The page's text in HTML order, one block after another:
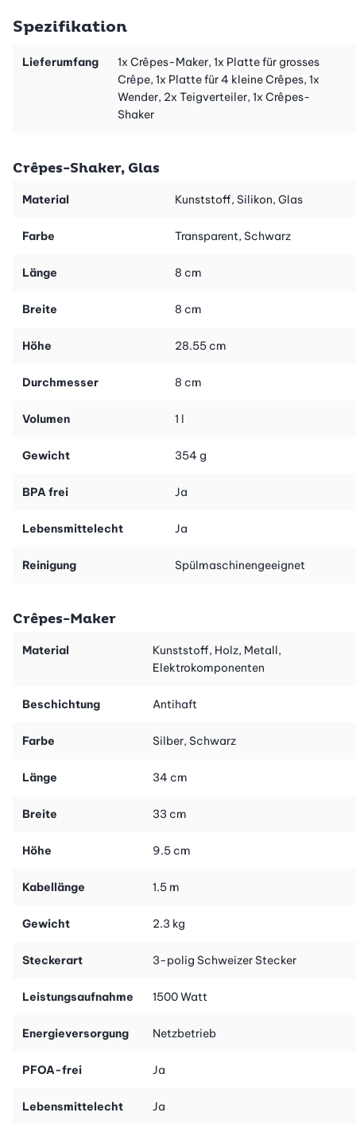
Spezifikation
Lieferumfang
1x Crêpes-Maker, 1x Platte für grosses
Crêpe, 1x Platte für 4 kleine Crêpes, 1x
Wender, 2x Teigverteiler, 1x Crêpes-
Shaker
Crêpes-Shaker, Glas
Material Kunststoff, Silikon, Glas
Farbe Transparent, Schwarz
Länge 8 cm
Breite 8 cm
Höhe 28.55 cm
Durchmesser 8 cm
Volumen 1 l
Gewicht 354 g
BPA frei Ja
Lebensmittelecht Ja
Reinigung Spülmaschinengeeignet
Crêpes-Maker
Material
Kunststoff, Holz, Metall,
Elektrokomponenten
Beschichtung Antihaft
Farbe Silber, Schwarz
Länge 34 cm
Breite 33 cm
Höhe 9.5 cm
Kabellänge 1.5 m
Gewicht 2.3 kg
Steckerart 3-polig Schweizer Stecker
Leistungsaufnahme 1500 Watt
Energieversorgung Netzbetrieb
PFOA-frei Ja
Lebensmittelecht Ja